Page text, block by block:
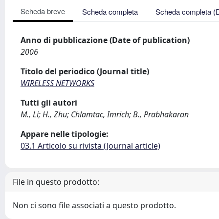
Scheda breve Scheda completa Scheda completa
Anno di pubblicazione (Date of publication)
2006
Titolo del periodico (Journal title)
WIRELESS NETWORKS
Tutti gli autori
M., Li; H., Zhu; Chlamtac, Imrich; B., Prabhakaran
Appare nelle tipologie:
03.1 Articolo su rivista (Journal article)
File in questo prodotto:
Non ci sono file associati a questo prodotto.